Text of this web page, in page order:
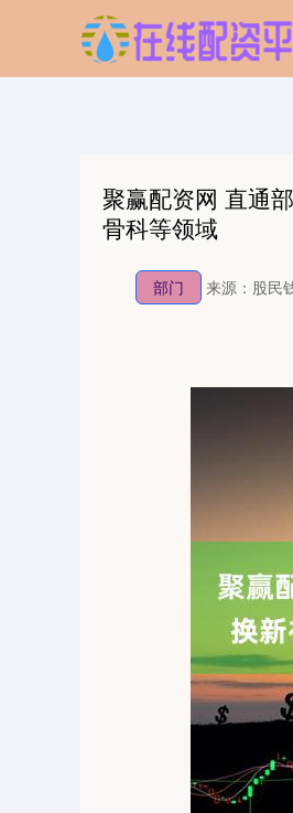
聚赢配资网 直通
骨科等领域
部门 来源：股民
上证